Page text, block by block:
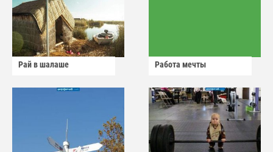
Рай в шалаше Работа мечты